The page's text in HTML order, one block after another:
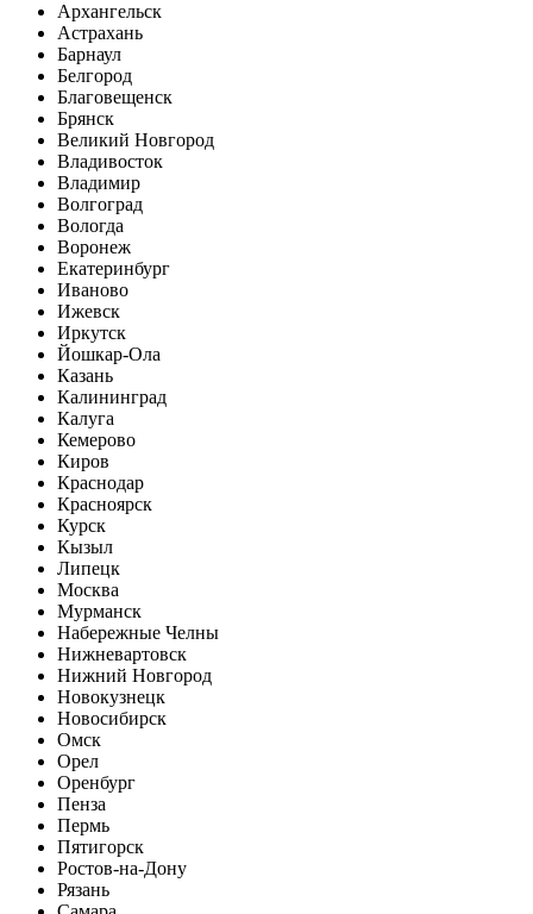
Архангельск
Астрахань
Барнаул
Белгород
Благовещенск
Брянск
Великий Новгород
Владивосток
Владимир
Волгоград
Вологда
Воронеж
Екатеринбург
Иваново
Ижевск
Иркутск
Йошкар-Ола
Казань
Калининград
Калуга
Кемерово
Киров
Краснодар
Красноярск
Курск
Кызыл
Липецк
Москва
Мурманск
Набережные Челны
Нижневартовск
Нижний Новгород
Новокузнецк
Новосибирск
Омск
Орел
Оренбург
Пенза
Пермь
Пятигорск
Ростов-на-Дону
Рязань